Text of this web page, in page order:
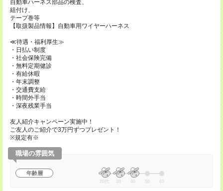
自動車ハーネス部品の検査、
組付け、
テープ巻等
【取扱製品情報】自動車用ワイヤーハーネス
≪待遇・福利厚生≫
・日払い制度
・社会保険完備
・無料定期健診
・有給休暇
・年末調整
・交通費支給
・時間外手当
・深夜残業手当
友人紹介キャンペーン実施中！
ご友人のご紹介で3万円ずつプレゼント！
※規定有※
職場の雰囲気
年齢層
20代 30 40 50 60